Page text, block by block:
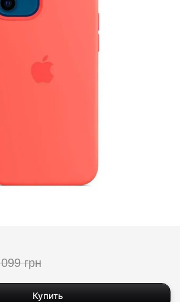
грн
Купить